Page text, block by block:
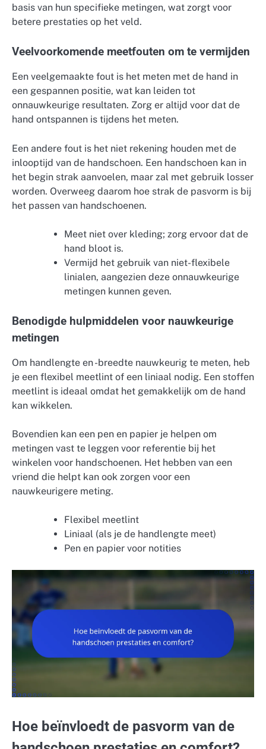
basis van hun specifieke metingen, wat zorgt voor
betere prestaties op het veld.
Veelvoorkomende meetfouten om te vermijden
Een veelgemaakte fout is het meten met de hand in
een gespannen positie, wat kan leiden tot
onnauwkeurige resultaten. Zorg er altijd voor dat de
hand ontspannen is tijdens het meten.
Een andere fout is het niet rekening houden met de
inlooptijd van de handschoen. Een handschoen kan in
het begin strak aanvoelen, maar zal met gebruik losser
worden. Overweeg daarom hoe strak de pasvorm is bij
het passen van handschoenen.
Meet niet over kleding; zorg ervoor dat de
hand bloot is.
Vermijd het gebruik van niet-flexibele
linialen, aangezien deze onnauwkeurige
metingen kunnen geven.
Benodigde hulpmiddelen voor nauwkeurige
metingen
Om handlengte en -breedte nauwkeurig te meten, heb
je een flexibel meetlint of een liniaal nodig. Een stoffen
meetlint is ideaal omdat het gemakkelijk om de hand
kan wikkelen.
Bovendien kan een pen en papier je helpen om
metingen vast te leggen voor referentie bij het
winkelen voor handschoenen. Het hebben van een
vriend die helpt kan ook zorgen voor een
nauwkeurigere meting.
Flexibel meetlint
Liniaal (als je de handlengte meet)
Pen en papier voor notities
Hoe beïnvloedt de pasvorm van de